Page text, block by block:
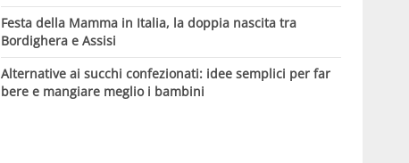
Festa della Mamma in Italia, la doppia nascita tra
Bordighera e Assisi
Alternative ai succhi confezionati: idee semplici per far
bere e mangiare meglio i bambini